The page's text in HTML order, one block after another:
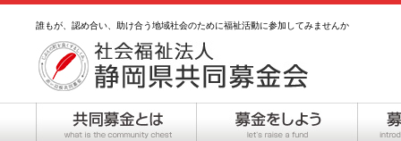
誰もが、認め合い、助け合う地域社会のために福祉活動に参加してみませんか